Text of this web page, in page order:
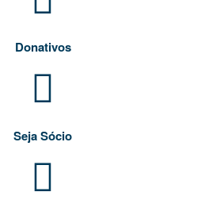
Donativos
Seja Sócio